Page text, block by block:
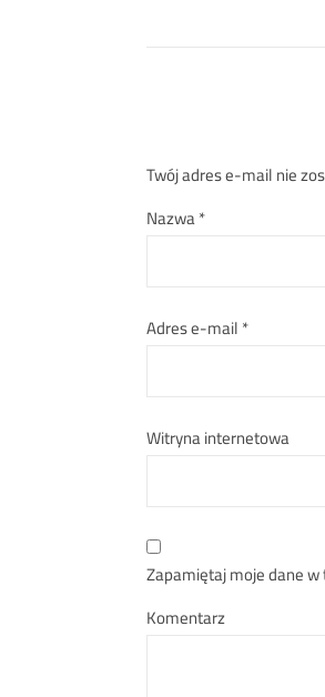
Twój adres e-mail nie
Nazwa*
Adres e-mail*
Witryna internetowa
Zapamiętaj moje dane
Komentarz